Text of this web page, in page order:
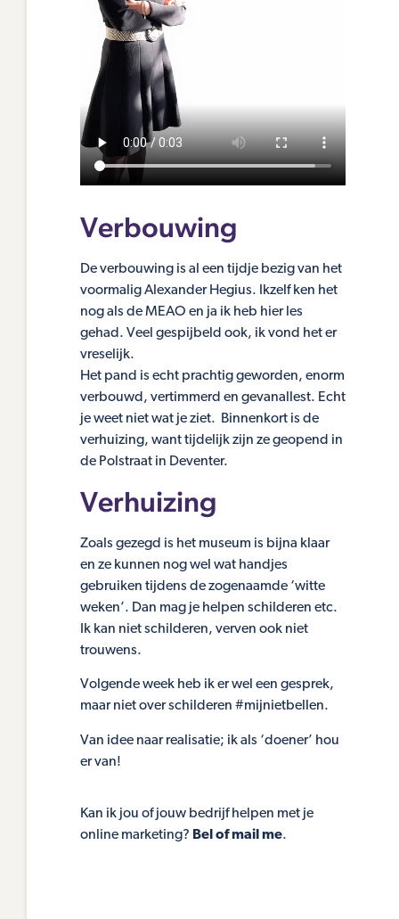
Verbouwing
De verbouwing is al een tijdje bezig van het
voormalig Alexander Hegius. Ikzelf ken het
nog als de MEAO en ja ik heb hier les
gehad. Veel gespijbeld ook, ik vond het er
vreselijk.
Het pand is echt prachtig geworden, enorm
verbouwd, vertimmerd en gevanallest. Echt
je weet niet wat je ziet. Binnenkort is de
verhuizing, want tijdelijk zijn ze geopend in
de Polstraat in Deventer.
Verhuizing
Zoals gezegd is het museum is bijna klaar
en ze kunnen nog wel wat handjes
gebruiken tijdens de zogenaamde ‘witte
weken’. Dan mag je helpen schilderen etc.
Ik kan niet schilderen, verven ook niet
trouwens.
Volgende week heb ik er wel een gesprek,
maar niet over schilderen #mijnietbellen.
Van idee naar realisatie; ik als ‘doener’ hou
er van!
Kan ik jou of jouw bedrijf helpen met je
online marketing? Bel of mail me.